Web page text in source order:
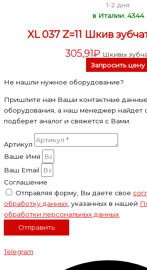
1-2 дня
в Италии: 4344
XL 037 Z=11 Шкив
305,91₽ Шкивы
Запросить цену
Не нашли нужное оборудование?
Пришлите нам Ваши контактные
оборудования, а наш менеджер найдет
подберет аналог и свяжется с Вами.
Артикул
Ваше Имя
Ваш Email
Соглашение
Отправляя форму, Вы даете свое
обработку данных , указанных в нашей
обработки персональных данных
Отправить
Telegram